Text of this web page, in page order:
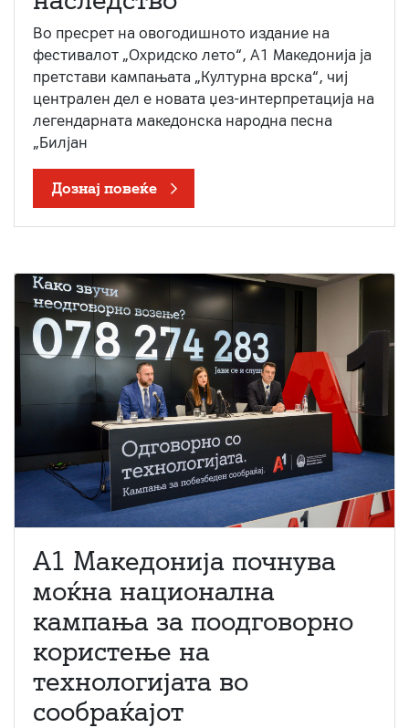
Во пресрет на овогодишното издание на
фестивалот „Охридско лето“, А1 Македонија ја
претстави кампањата „Културна врска“, чиј
централен дел е новата џез-интерпретација на
легендарната македонска народна песна
„Билјан
Дознај повеќе
A1 Македонија почнува
моќна национална
кампања за поодговорно
користење на
технологијата во
сообраќајот